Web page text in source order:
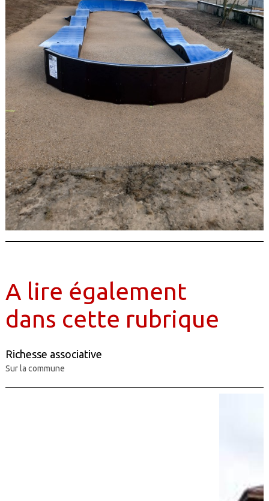
A lire également
dans cette rubrique
Richesse associative
Sur la commune